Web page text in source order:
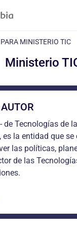
MINISTERIO TIC
Ministerio
de Tecnologías de
la entidad que se
las políticas,
de las